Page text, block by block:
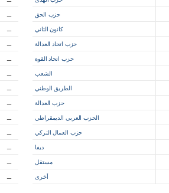
حزب الحق
كانون الثاني
حزب اتحاد العدالة
حزب اتحاد القوة
الشعب
الطريق الوطني
حزب العدالة
الحزب العربي الديمقراطي
حزب العمال التركي
ديفا
مستقل
أخرى